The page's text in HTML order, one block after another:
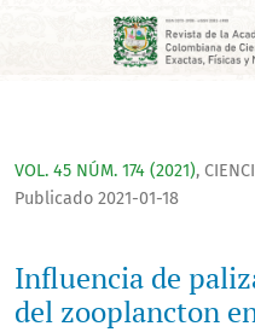
Influencia de palizadas en
VOL. 45 NÚM. 174 (2021),
Influencia de
del zooplancton
Publicado 2021-01-18